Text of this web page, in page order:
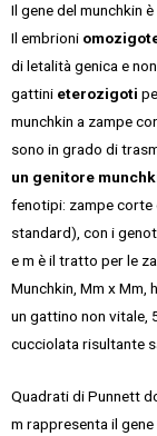
Il gene del munchkin è
Il embrioni
diletalità genica e
gattini eterozigoti
munchkin a zampe
sono in grado di
un genitore
fenotipi: zampe corte
standard), con i
e m è il tratto per le
Munchkin, Mm x Mm,
un gattino non vitale,
cucciolata risultante
Quadrati di Punnett
m rappresenta il